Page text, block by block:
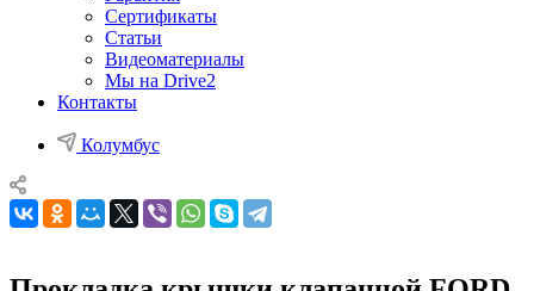
Сертификаты
Статьи
Видеоматериалы
Мы на Drive2
Контакты
Колумбус